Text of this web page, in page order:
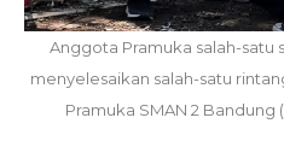
Anggota Pramuka salah-
menyelesaikan salah-satu
Pramuka SMAN 2